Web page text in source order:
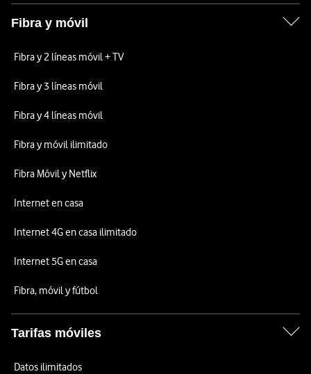
Fibra y móvil
Fibra y 2 líneas móvil + TV
Fibra y 3 líneas móvil
Fibra y 4 líneas móvil
Fibra y móvil ilimitado
Fibra Móvil y Netflix
Internet en casa
Internet 4G en casa ilimitado
Internet 5G en casa
Fibra, móvil y fútbol
Tarifas móviles
Datos ilimitados